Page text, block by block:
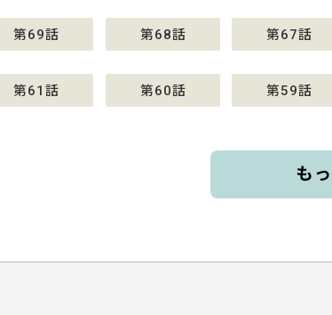
第69話 第68話 第67話
第61話 第60話 第59話
も